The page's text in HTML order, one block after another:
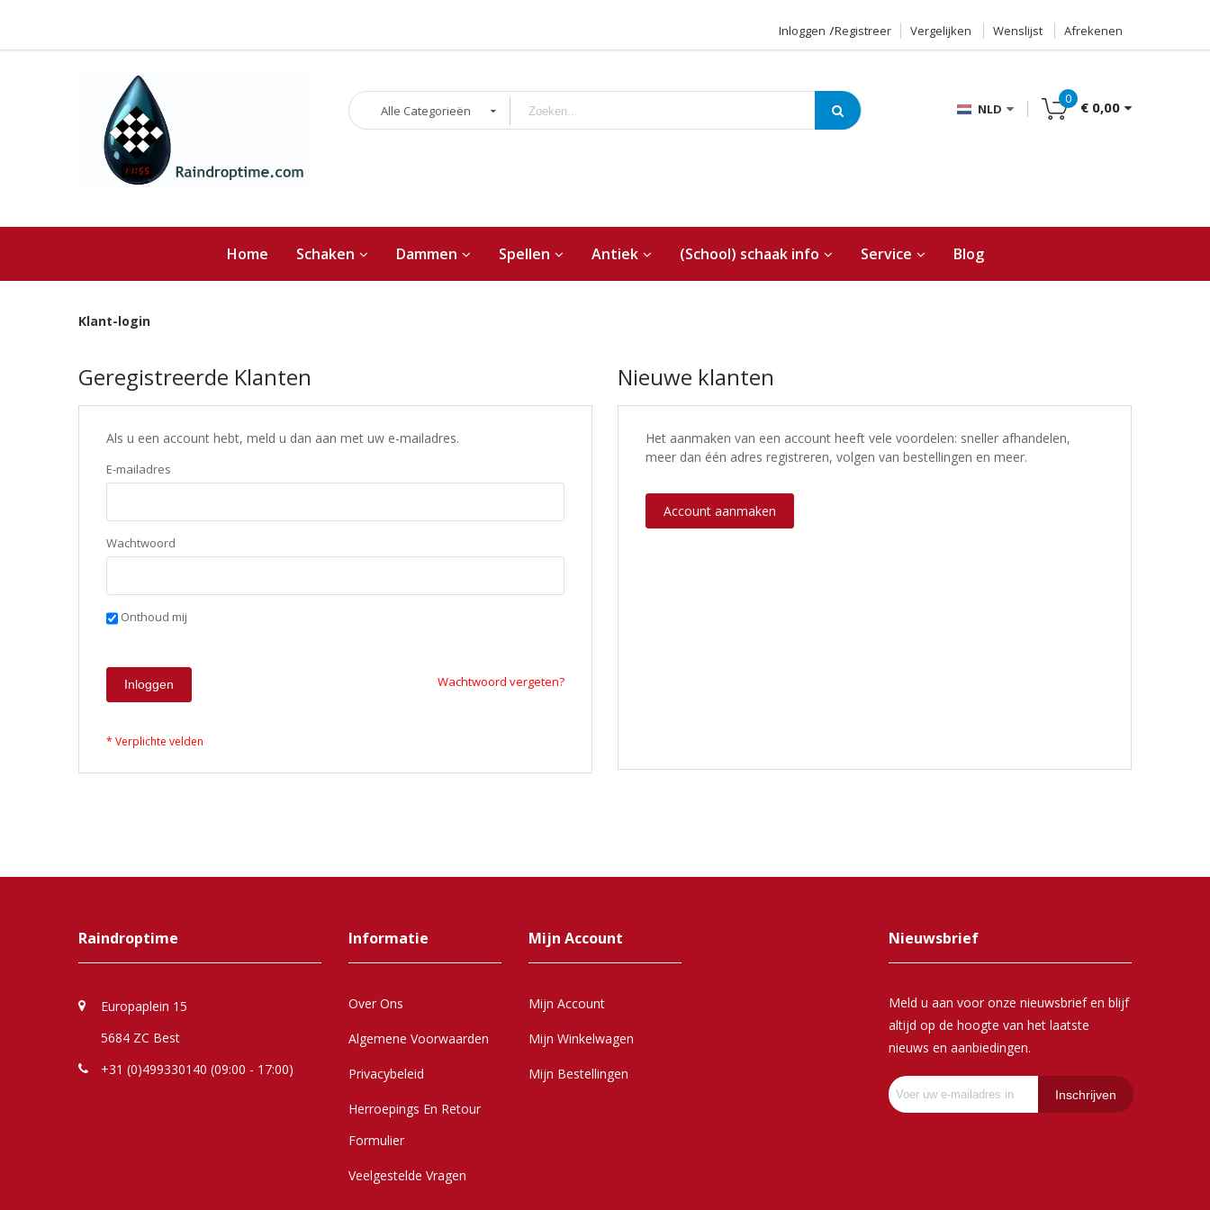
Inloggen Registreer Vergelijken Wenslijst Afrekenen
Alle Categorieën NLD
0
€ 0,00
Home Schaken Dammen Spellen Antiek (School) schaak info Service Blog
Klant-login
Geregistreerde Klanten
Als u een account hebt, meld u dan aan met uw e-mailadres.
E-mailadres
Wachtwoord
Onthoud mij
Inloggen Wachtwoord vergeten?
Nieuwe klanten
Het aanmaken van een account heeft vele voordelen: sneller afhandelen,
meer dan één adres registreren, volgen van bestellingen en meer.
Account aanmaken
Raindroptime
Europaplein 15
5684 ZC Best
+31 (0)499330140 (09:00 - 17:00)
Informatie
Over Ons
Algemene Voorwaarden
Privacybeleid
Herroepings En Retour
Formulier
Veelgestelde Vragen
Mijn Account
Mijn Account
Mijn Winkelwagen
Mijn Bestellingen
Nieuwsbrief
Meld u aan voor onze nieuwsbrief en blijf
altijd op de hoogte van het laatste
nieuws en aanbiedingen.
Inschrijven